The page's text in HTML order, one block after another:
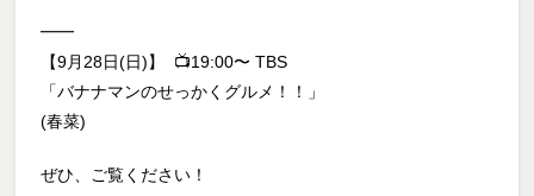
━━
【9月28日(日)】 📺19:00〜 TBS
「バナナマンのせっかくグルメ！！」
(春菜)
ぜひ、ご覧ください！